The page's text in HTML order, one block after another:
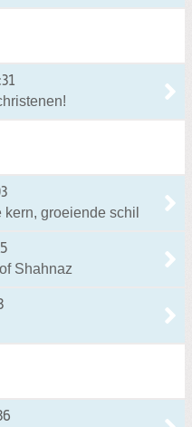
groeiende schil
Shahnaz